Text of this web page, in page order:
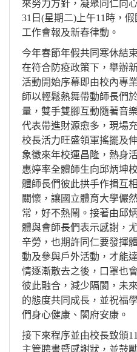
來努力方針，凝聚同仁向
31日(星期二)上午11時，
工作會報及新春律動。
今年春節年假共同寒休結
在符合防疫政策下，舉辦
活動開始序幕即由校內專
師以輕鬆熱舞帶動師長們
量，雙手雙腳互動隨著音
代表帶進財源愈多，現場
校長活力旺盛領軍搖擺及
象徵來年校運昌隆，熱身
惠婷率全體師生向邱炳坤
體師長們彼此拱手作揖互
關懷，讓國立體育大學儼
常，好不熱鬧。接著由邱
體與會師長們表示感謝，
辛勞，也期許同仁要發揮
動及參與戶外活動，才能
情逐漸散去之後，口罩也
彼此融合，減少隔閡，未
的態度共同成長，並祝福
們身心健康、閤府安康。
接下來程序並由校長致頒
主管聘書暨感謝狀，並鼓